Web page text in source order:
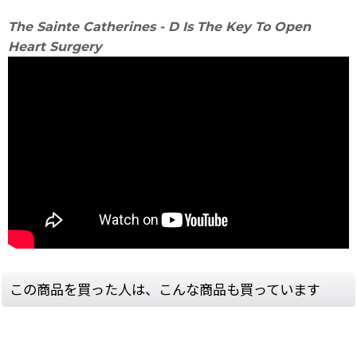
The Sainte Catherines - D Is The Key To Open
Heart Surgery
この商品を買った人は、こんな商品も買っています